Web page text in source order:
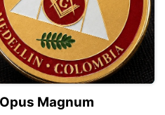
Magnum